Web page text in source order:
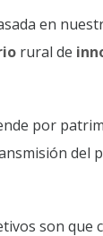
en
rural de
por
del
son que